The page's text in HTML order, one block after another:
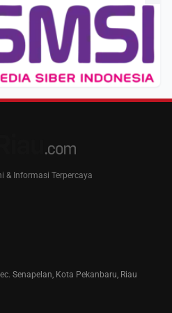
& Informasi Terpercaya
Senapelan, Kota Pekanbaru, Riau